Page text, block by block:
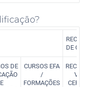
DE
DE
E
CURSOS EFA
/
FORMAÇÕES